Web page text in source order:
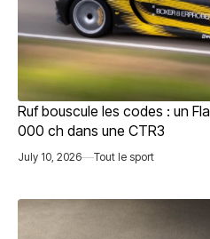
Ruf bouscule les codes : un
000 ch dans une CTR3
July 10, 2026 Tout le sport